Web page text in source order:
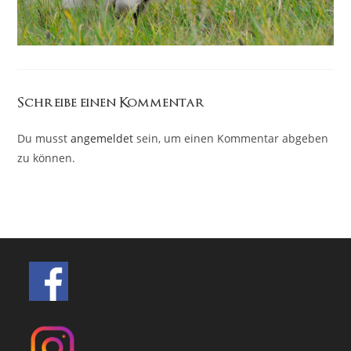
Schreibe einen Kommentar
Du musstangemeldet sein, um einen Kommentar abgeben
zu können.